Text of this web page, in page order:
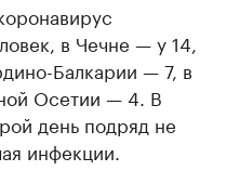
в Чечне — у 14,
Балкарии — 7, в
Осетии — 4. В
день подряд не
инфекции.